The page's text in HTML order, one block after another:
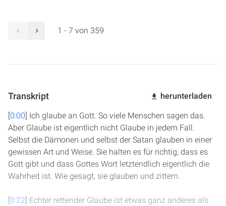
1 - 7 von 359
Transkript herunterladen
[0:00] Ich glaube an Gott. So viele Menschen sagen das.
Aber Glaube ist eigentlich nicht Glaube in jedem Fall.
Selbst die Dämonen und selbst der Satan glauben in einer
gewissen Art und Weise. Sie halten es für richtig, dass es
Gott gibt und dass Gottes Wort letztendlich eigentlich die
Wahrheit ist. Wie gesagt, sie glauben und zittern.
[0:22] Echter rettender Glaube ist etwas ganz anderes als